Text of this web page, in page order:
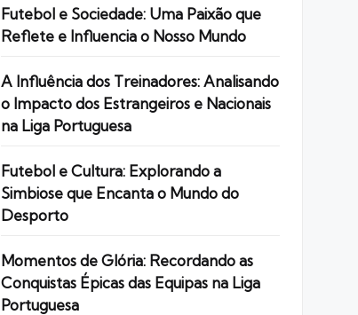
Futebol e Sociedade: Uma Paixão que
Reflete e Influencia o Nosso Mundo
A Influência dos Treinadores: Analisando
o Impacto dos Estrangeiros e Nacionais
na Liga Portuguesa
Futebol e Cultura: Explorando a
Simbiose que Encanta o Mundo do
Desporto
Momentos de Glória: Recordando as
Conquistas Épicas das Equipas na Liga
Portuguesa